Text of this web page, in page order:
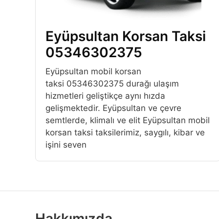
Eyüpsultan Korsan Taksi
05346302375
Eyüpsultan mobil korsan
taksi 05346302375 durağı ulaşım
hizmetleri geliştikçe aynı hızda
gelişmektedir. Eyüpsultan ve çevre
semtlerde, klimalı ve elit Eyüpsultan mobil
korsan taksi taksilerimiz, saygılı, kibar ve
işini seven